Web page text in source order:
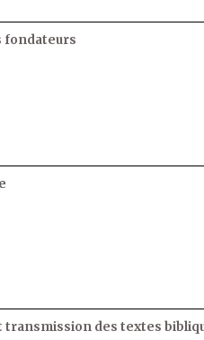
fondateurs
transmission des textes